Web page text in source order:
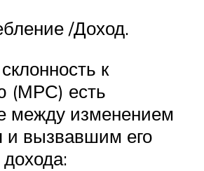
/Доход.
к
(МРС) есть
между изменением
и вызвавшим его